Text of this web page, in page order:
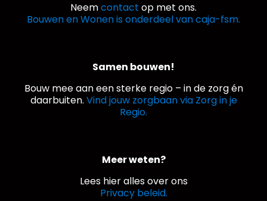
Neemcontact op met ons.
Bouwen en Wonen is onderdeel van caja-fsm.
Samen bouwen!
Bouw mee aan een sterke regio – in de zorg én
daarbuiten. Vind jouw zorgbaan via Zorg in je
Regio.
Meer weten?
Lees hier alles over ons
Privacy beleid.